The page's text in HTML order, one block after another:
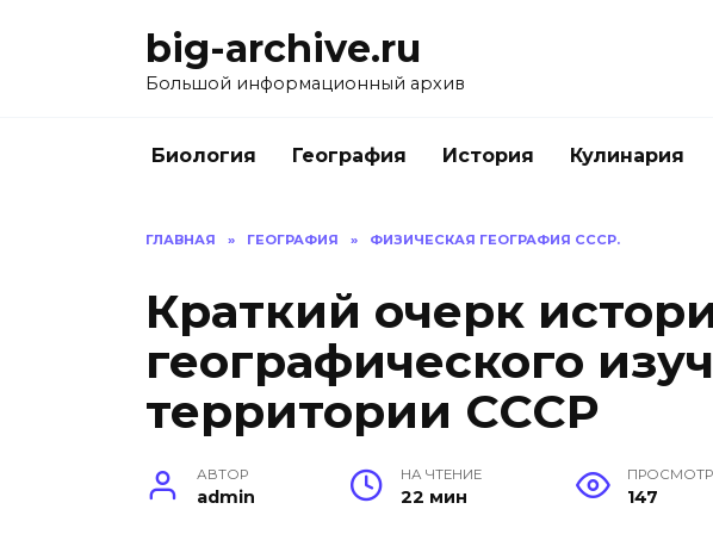
big-archive.ru
Большой информационный архив
Биология География История Кулинария
ГЛАВНАЯ » ГЕОГРАФИЯ » ФИЗИЧЕСКАЯ ГЕОГРАФИЯ СССР.
Краткий очерк
географического
территории СССР
АВТОР
admin
НА ЧТЕНИЕ
22 мин 147